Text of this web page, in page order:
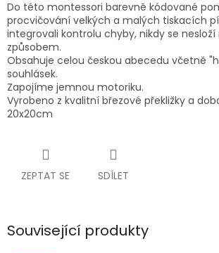
Do této montessori barevně kódované
procvičování velkých a malých tiskacích
integrovali kontrolu chyby, nikdy se
způsobem.
Obsahuje celou českou abecedu včetně
souhlásek.
Zapojíme jemnou motoriku.
Vyrobeno z kvalitní březové překližky a
20x20cm
ZEPTAT SE SDÍLET
Související produkty